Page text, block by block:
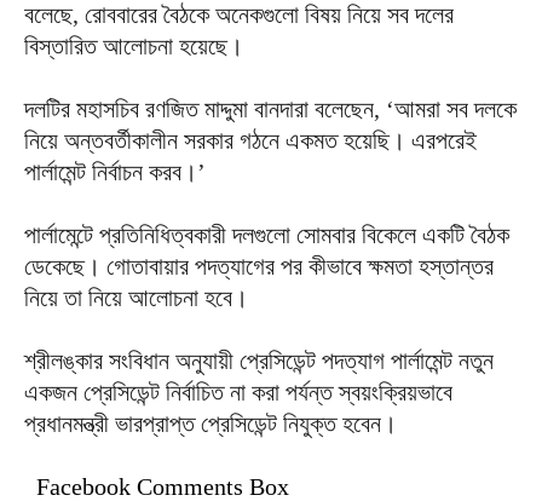
বলেছে, রোববারের বৈঠকে অনেকগুলো বিষয় নিয়ে সব দলের
বিস্তারিত আলোচনা হয়েছে।
দলটির মহাসচিব রণজিত মাদ্দুমা বানদারা বলেছেন, ‘আমরা সব দলকে
নিয়ে অন্তবর্তীকালীন সরকার গঠনে একমত হয়েছি। এরপরেই
পার্লামেন্ট নির্বাচন করব।’
পার্লামেন্টে প্রতিনিধিত্বকারী দলগুলো সোমবার বিকেলে একটি বৈঠক
ডেকেছে। গোতাবায়ার পদত্যাগের পর কীভাবে ক্ষমতা হস্তান্তর
নিয়ে তা নিয়ে আলোচনা হবে।
শ্রীলঙ্কার সংবিধান অনুযায়ী প্রেসিডেন্ট পদত্যাগ পার্লামেন্ট নতুন
একজন প্রেসিডেন্ট নির্বাচিত না করা পর্যন্ত স্বয়ংক্রিয়ভাবে
প্রধানমন্ত্রী ভারপ্রাপ্ত প্রেসিডেন্ট নিযুক্ত হবেন।
Facebook Comments Box